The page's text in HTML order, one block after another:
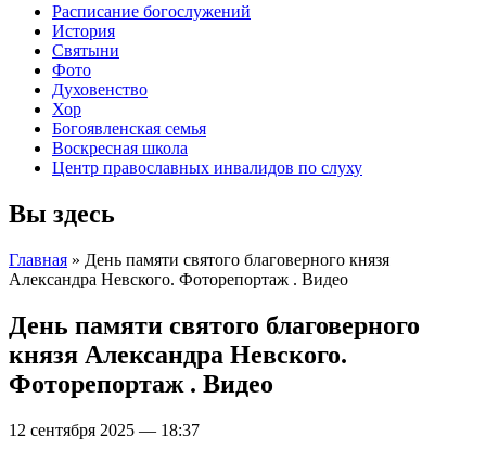
Расписание богослужений
История
Святыни
Фото
Духовенство
Хор
Богоявленская семья
Воскресная школа
Центр православных инвалидов по слуху
Вы здесь
Главная » День памяти святого благоверного князя
Александра Невского. Фоторепортаж . Видео
День памяти святого благоверного
князя Александра Невского.
Фоторепортаж . Видео
12 сентября 2025 — 18:37